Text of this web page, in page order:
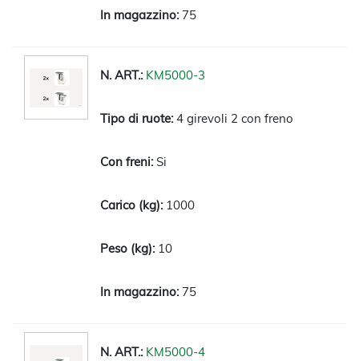
75
KM5000-3
4 girevoli 2 con freno
Si
1000
10
75
KM5000-4